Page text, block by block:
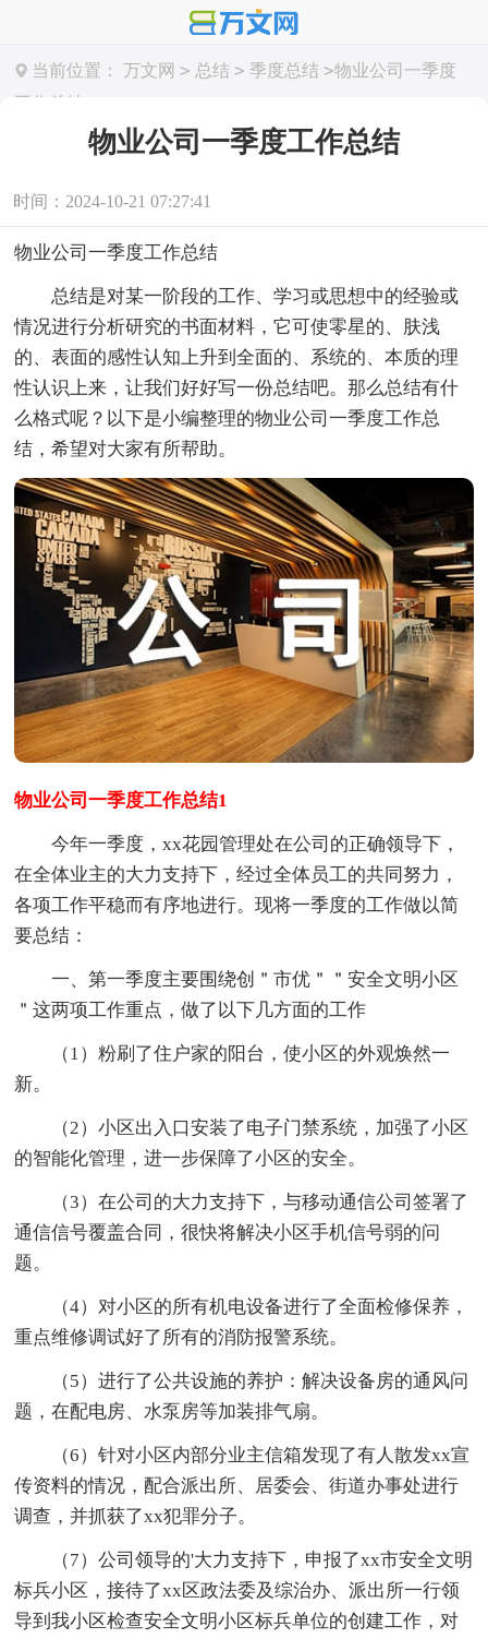
当前位置： 万文网 > 总结 > 季度总结 >物业公司一季度
工作总结
物业公司一季度工作总结
时间：2024-10-21 07:27:41
物业公司一季度工作总结
总结是对某一阶段的工作、学习或思想中的经验或
情况进行分析研究的书面材料，它可使零星的、肤浅
的、表面的感性认知上升到全面的、系统的、本质的理
性认识上来，让我们好好写一份总结吧。那么总结有什
么格式呢？以下是小编整理的物业公司一季度工作总
结，希望对大家有所帮助。
物业公司一季度工作总结1
今年一季度，xx花园管理处在公司的正确领导下，
在全体业主的大力支持下，经过全体员工的共同努力，
各项工作平稳而有序地进行。现将一季度的工作做以简
要总结：
一、第一季度主要围绕创＂市优＂＂安全文明小区
＂这两项工作重点，做了以下几方面的工作
（1）粉刷了住户家的阳台，使小区的外观焕然一
新。
（2）小区出入口安装了电子门禁系统，加强了小区
的智能化管理，进一步保障了小区的安全。
（3）在公司的大力支持下，与移动通信公司签署了
通信信号覆盖合同，很快将解决小区手机信号弱的问
题。
（4）对小区的所有机电设备进行了全面检修保养，
重点维修调试好了所有的消防报警系统。
（5）进行了公共设施的养护：解决设备房的通风问
题，在配电房、水泵房等加装排气扇。
（6）针对小区内部分业主信箱发现了有人散发xx宣
传资料的情况，配合派出所、居委会、街道办事处进行
调查，并抓获了xx犯罪分子。
（7）公司领导的'大力支持下，申报了xx市安全文明
标兵小区，接待了xx区政法委及综治办、派出所一行领
导到我小区检查安全文明小区标兵单位的创建工作，对